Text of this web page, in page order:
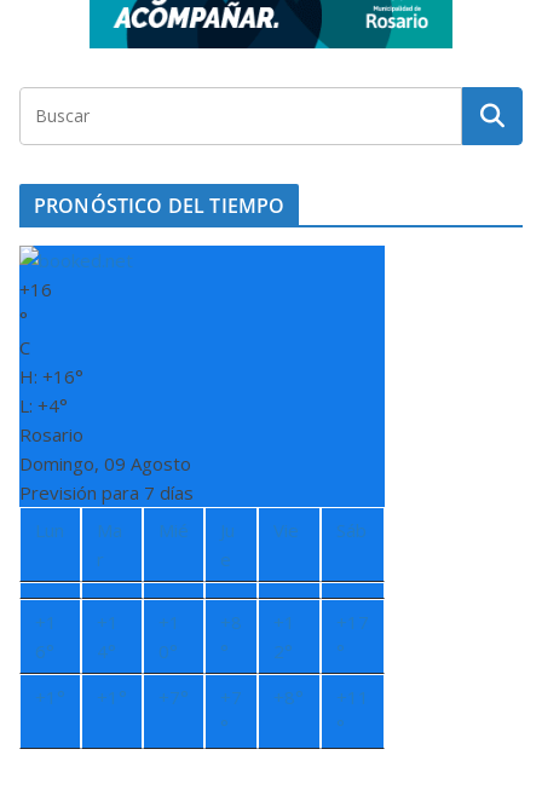
PRONÓSTICO DEL TIEMPO
+16
°
C
H: +16°
L: +4°
Rosario
Domingo, 09 Agosto
Previsión para 7 días
Lun
Ma
r
Mié
Ju
e
Vie Sáb
+1
6°
+1
4°
+1
0°
+8
°
+1
2°
+17
°
+1° +1° +7° +7
°
+8° +11
°